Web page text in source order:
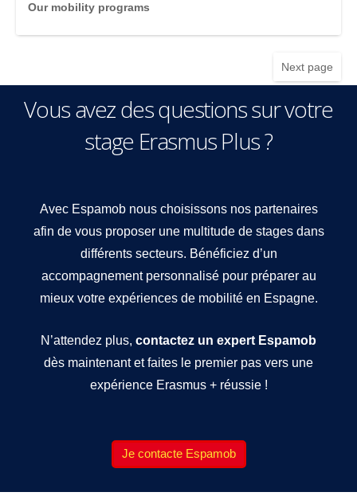
Our mobility programs
Next page
Vous avez des questions sur votre
stage Erasmus Plus ?
Avec Espamob nous choisissons nos partenaires
afin de vous proposer une multitude de stages dans
différents secteurs. Bénéficiez d’un
accompagnement personnalisé pour préparer au
mieux votre expériences de mobilité en Espagne.
N’attendez plus, contactez un expert Espamob
dès maintenant et faites le premier pas vers une
expérience Erasmus + réussie !
Je contacte Espamob